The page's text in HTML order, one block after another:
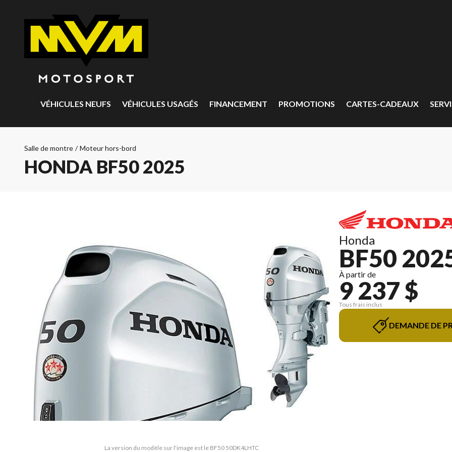
VÉHICULES NEUFS VÉHICULES USAGÉS FINANCEMENT PROMOTIONS CARTES-CADEAUX
Salle de montre / Moteur hors-bord
HONDA BF50 2025
La version du modèle sur l'image est le BF50 50DK4LHTC
Honda
BF50
À partir de
9 237 $
Tous frais inclus
DEMANDE DE